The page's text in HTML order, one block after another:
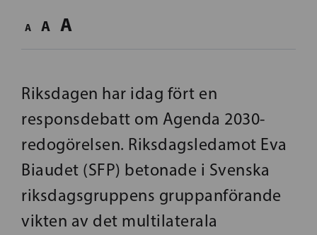
A A A
Riksdagen har idag fört en
responsdebatt om Agenda 2030-
redogörelsen. Riksdagsledamot Eva
Biaudet (SFP) betonade i Svenska
riksdagsgruppens gruppanförande
vikten av det multilaterala